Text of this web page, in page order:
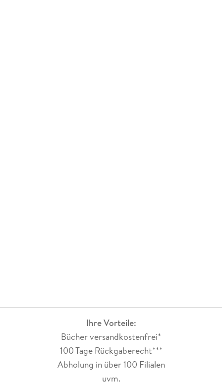
Ihre Vorteile:
Bücher versandkostenfrei*
100 Tage Rückgaberecht***
Abholung in über 100 Filialen
uvm.